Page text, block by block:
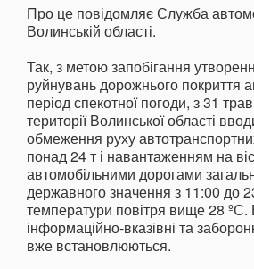
Про це повідомляє Служба
Волинській області.
Так, з метою запобігання
руйнувань дорожнього покриття
період спекотної погоди, з 31
території Волинської області
обмеження руху
понад 24 т і навантаженням на
автомобільними дорогами
державного значення з 11:00 до
температури повітря вище 28 ºС.
інформаційно-вказівні та
вже встановлюються.